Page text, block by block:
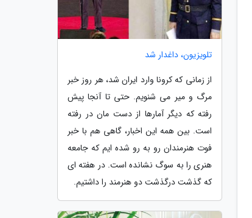
تلویزیون، داغدار شد
از زمانی که کرونا وارد ایران شد، هر روز خبر
مرگ و میر می شنویم. حتی تا آنجا پیش
رفته که دیگر آمارها از دست مان در رفته
است. بین همه این اخبار، گاهی هم با خبر
فوت هنرمندان رو به رو شده ایم که جامعه
هنری را به سوگ نشانده است. در هفته ای
که گذشت درگذشت دو هنرمند را داشتیم.